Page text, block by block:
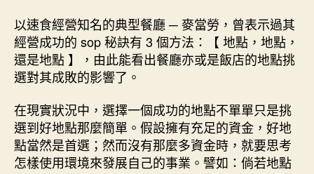
以速食經營知名的典型餐廳 ─ 麥當勞，曾表示過其
經營成功的 sop 秘訣有 3 個方法：【 地點，地點，
還是地點 】，由此能看出餐廳亦或是飯店的地點挑
選對其成敗的影響了。
在現實狀況中，選擇一個成功的地點不單單只是挑
選到好地點那麼簡單。假設擁有充足的資金，好地
點當然是首選；然而沒有那麼多資金時，就要思考
怎樣使用環境來發展自己的事業。譬如：倘若地點